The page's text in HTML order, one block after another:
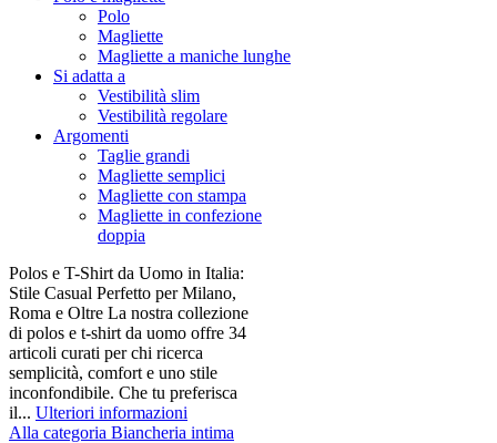
Polo
Magliette
Magliette a maniche lunghe
Si adatta a
Vestibilità slim
Vestibilità regolare
Argomenti
Taglie grandi
Magliette semplici
Magliette con stampa
Magliette in confezione
doppia
Polos e T-Shirt da Uomo in Italia:
Stile Casual Perfetto per Milano,
Roma e Oltre La nostra collezione
di polos e t-shirt da uomo offre 34
articoli curati per chi ricerca
semplicità, comfort e uno stile
inconfondibile. Che tu preferisca
il... Ulteriori informazioni
Alla categoria Biancheria intima